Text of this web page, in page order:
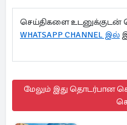
செய்திகளை உடனுக்குடன்
WHATSAPP CHANNEL இல்
மேலும் இது தொடர்பான